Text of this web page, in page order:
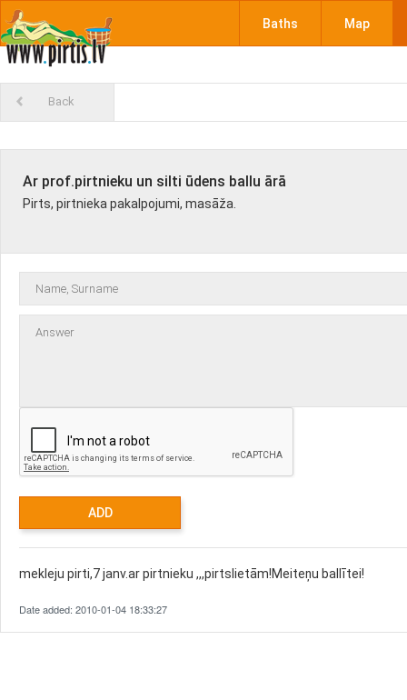
Baths Map
Back
Ar prof.pirtnieku un silti ūdens ballu ārā
Pirts, pirtnieka pakalpojumi, masāža.
mekleju pirti,7 janv.ar pirtnieku ,,,pirtslietām!Meiteņu ballītei!
Date added: 2010-01-04 18:33:27